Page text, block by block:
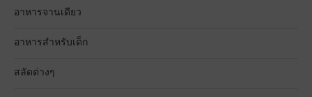
อาหารจานเดียว
อาหารสำหรับเด็ก
สลัดต่างๆ